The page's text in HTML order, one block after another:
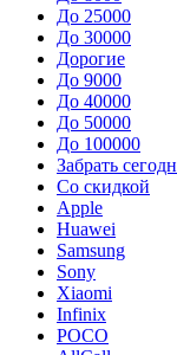
До 25000
До 30000
Дорогие
До 9000
До 40000
До 50000
До 100000
Забрать
Со скидкой
Apple
Huawei
Samsung
Sony
Xiaomi
Infinix
POCO